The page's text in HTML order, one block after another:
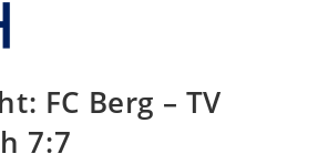
FC Berg – TV
7:7